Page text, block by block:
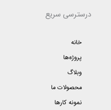
درسترسی سریع
خانه
پروژه‌ها
وبلاگ
محصولات ما
نمونه کارها